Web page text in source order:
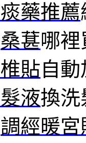
藥推薦
桑葚哪
貼自
液換洗
調經暖宮